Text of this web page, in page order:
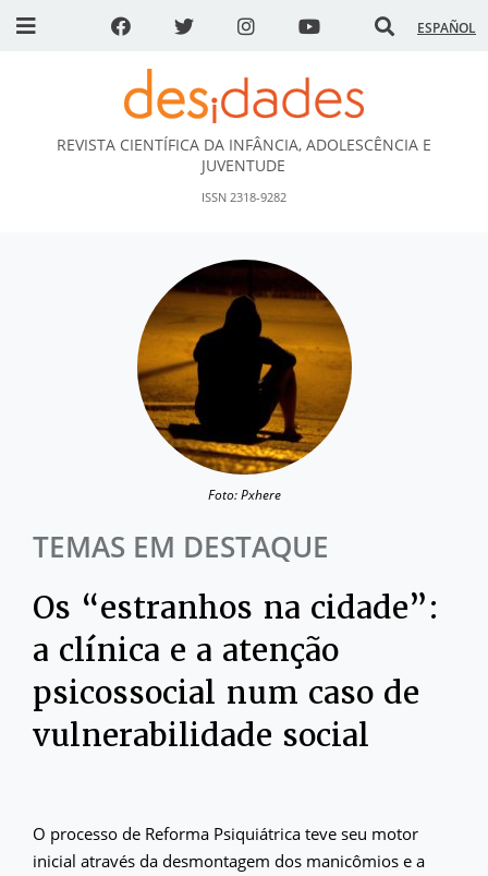
ESPAÑOL
DESidades
REVISTA CIENTÍFICA DA INFÂNCIA, ADOLESCÊNCIA E
JUVENTUDE
ISSN 2318-9282
Foto: Pxhere
TEMAS EM DESTAQUE
Os “estranhos na cidade”:
a clínica e a atenção
psicossocial num caso de
vulnerabilidade social
O processo de Reforma Psiquiátrica teve seu motor
inicial através da desmontagem dos manicômios e a